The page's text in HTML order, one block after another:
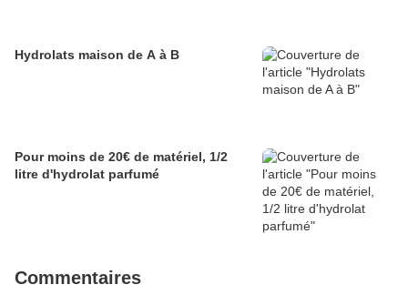
Hydrolats maison de A à B
Pour moins de 20€ de matériel, 1/2
litre d'hydrolat parfumé
Commentaires